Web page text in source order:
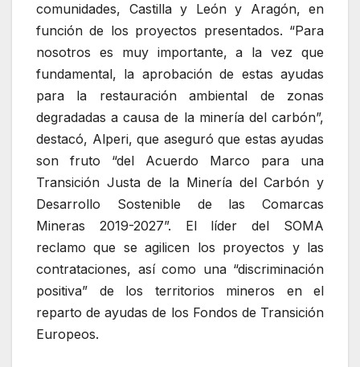
comunidades, Castilla y León y Aragón, en
función de los proyectos presentados. “Para
nosotros es muy importante, a la vez que
fundamental, la aprobación de estas ayudas
para la restauración ambiental de zonas
degradadas a causa de la minería del carbón”,
destacó, Alperi, que aseguró que estas ayudas
son fruto “del Acuerdo Marco para una
Transición Justa de la Minería del Carbón y
Desarrollo Sostenible de las Comarcas
Mineras 2019-2027”. El líder del SOMA
reclamo que se agilicen los proyectos y las
contrataciones, así como una “discriminación
positiva” de los territorios mineros en el
reparto de ayudas de los Fondos de Transición
Europeos.